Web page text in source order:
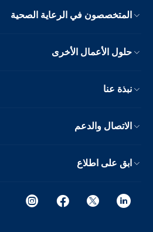
المتخصصون في الرعاية الصحية
حلول الأعمال الأخرى
نبذة عنا
الاتصال والدعم
ابق على اطلاع